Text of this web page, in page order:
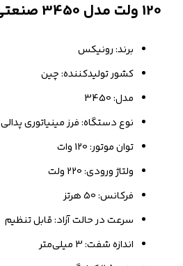
120 ولت مدل 3450 صنعتی
برند: رونیکس
کشور تولیدکننده: چین
مدل: 3450
نوع دستگاه: فرز مینیاتوری پدالی
توان موتور: 120 وات
ولتاژ ورودی: 220 ولت
فرکانس: 50 هرتز
سرعت در حالت آزاد: قابل تنظیم
اندازه شفت: 3 میلی‌متر